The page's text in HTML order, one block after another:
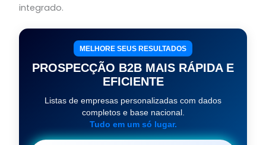
integrado.
MELHORE SEUS RESULTADOS
PROSPECÇÃO B2B MAIS RÁPIDA E
EFICIENTE
Listas de empresas personalizadas com dados
completos e base nacional.
Tudo em um só lugar.